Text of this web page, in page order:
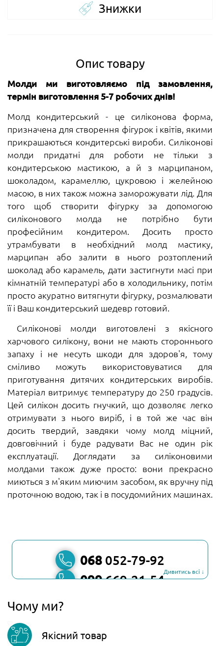
Знижки
Опис товару
Молди ми виготовляємо під замовлення,
термін виготовлення 5-7 робочих днів!
Молд кондитерський - це силіконова форма,
призначена для створення фігурок і квітів, якими
прикрашаються кондитерські вироби. Силіконові
молди придатні для роботи не тільки з
кондитерською мастикою, а й з марципаном,
шоколадом, карамеллю, цукровою і желейною
масою, в них також можна заморожувати лід. Для
того щоб створити фігурку за допомогою
силіконового молда не потрібно бути
професійним кондитером. Досить просто
утрамбувати в необхідний молд мастику,
марципан або залити в нього розтоплений
шоколад або карамель, дати застигнути масі при
кімнатній температурі або в холодильнику, потім
просто акуратно витягнути фігурку, розмалювати
її і Ваш кондитерський шедевр готовий.
Силіконові молди виготовлені з якісного
харчового силікону, вони не мають стороннього
запаху і не несуть шкоди для здоров'я, тому
сміливо можуть використовуватися для
приготування дитячих кондитерських виробів.
Матеріал витримує температуру до 250 градусів.
Цей силікон досить гнучкий, що дозволяє легко
отримувати з нього виріб, і в той же час він
досить твердий, завдяки чому молд міцний,
довговічний і буде радувати Вас не один рік
експлуатації. Доглядати за силіконовими
молдами також дуже просто: вони прекрасно
миються з м'яким миючим засобом, як вручну під
проточною водою, так і в посудомийних машинах.
068 052-79-92
099669-21-54Дивитись всі ↓
Чому ми?
Якісний товар